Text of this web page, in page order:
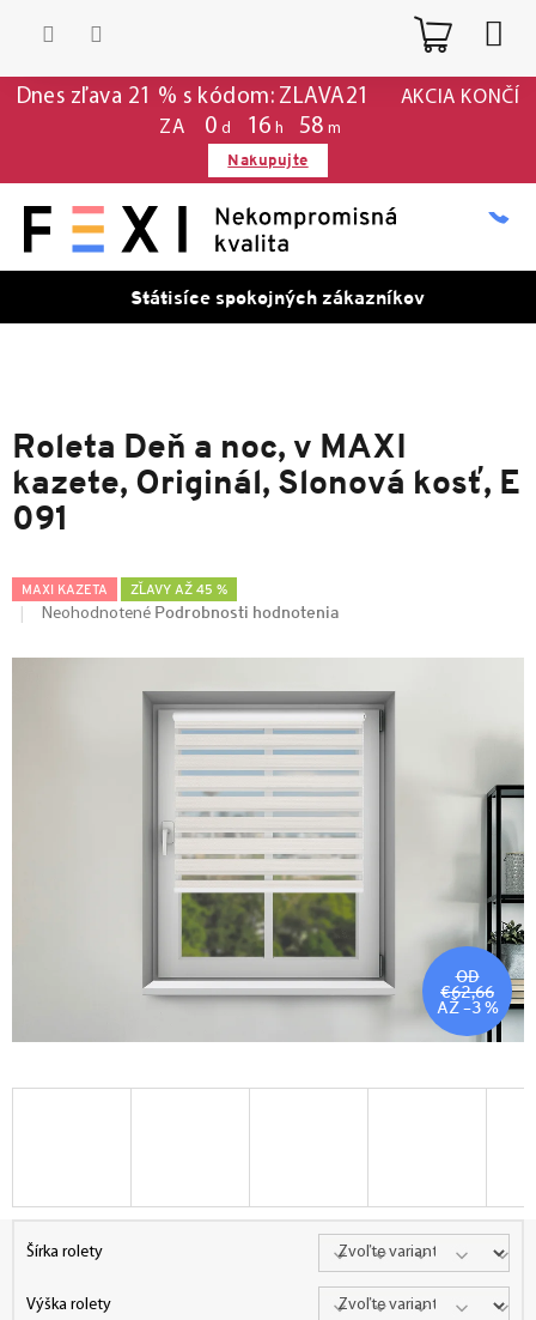
Dnes zľava 21 % s kódom: ZLAVA21
AKCIA KONČÍ
ZA
0 d 16 h 58 m
Nakupujte
Státisíce spokojných zákazníkov
Roleta Deň a noc, v MAXI
kazete, Originál, Slonová kosť, E
091
MAXI KAZETA ZĽAVY AŽ 45 %
Neohodnotené Podrobnosti hodnotenia
OD
€62,66
AŽ –3 %
Šírka rolety
Výška rolety